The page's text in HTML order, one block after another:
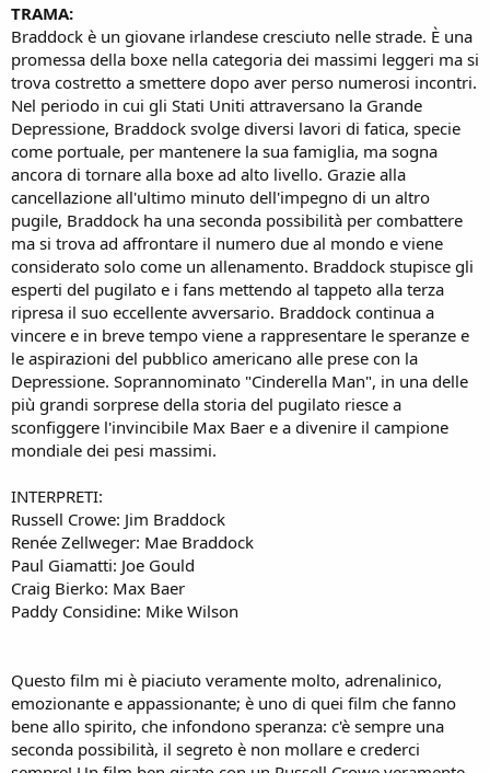
s
s
i
n
e
TRAMA:
Braddock è un giovane irlandese cresciuto nelle strade. È una
promessa della boxe nella categoria dei massimi leggeri ma si
trova costretto a smettere dopo aver perso numerosi incontri.
Nel periodo in cui gli Stati Uniti attraversano la Grande
Depressione, Braddock svolge diversi lavori di fatica, specie
come portuale, per mantenere la sua famiglia, ma sogna
ancora di tornare alla boxe ad alto livello. Grazie alla
cancellazione all'ultimo minuto dell'impegno di un altro
pugile, Braddock ha una seconda possibilità per combattere
ma si trova ad affrontare il numero due al mondo e viene
considerato solo come un allenamento. Braddock stupisce gli
esperti del pugilato e i fans mettendo al tappeto alla terza
ripresa il suo eccellente avversario. Braddock continua a
vincere e in breve tempo viene a rappresentare le speranze e
le aspirazioni del pubblico americano alle prese con la
Depressione. Soprannominato "Cinderella Man", in una delle
più grandi sorprese della storia del pugilato riesce a
sconfiggere l'invincibile Max Baer e a divenire il campione
mondiale dei pesi massimi.
INTERPRETI:
Russell Crowe: Jim Braddock
Renée Zellweger: Mae Braddock
Paul Giamatti: Joe Gould
Craig Bierko: Max Baer
Paddy Considine: Mike Wilson
Questo film mi è piaciuto veramente molto, adrenalinico,
emozionante e appassionante; è uno di quei film che fanno
bene allo spirito, che infondono speranza: c'è sempre una
seconda possibilità, il segreto è non mollare e crederci